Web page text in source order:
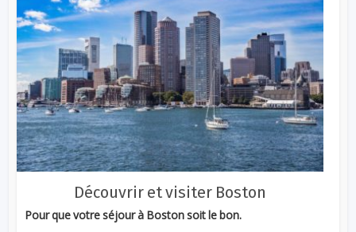
Découvrir et visiter Boston
Pour que votre séjour à Boston soit le bon.